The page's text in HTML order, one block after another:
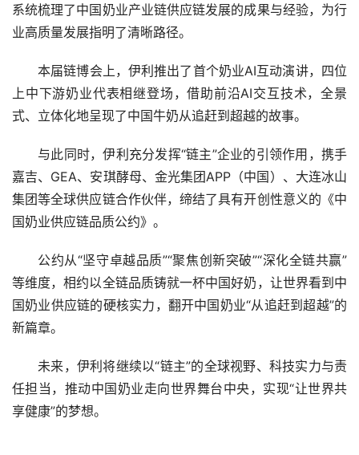
系统梳理了中国奶业产业链供应链发展的成果与经验，为行
业高质量发展指明了清晰路径。
本届链博会上，伊利推出了首个奶业AI互动演讲，四位
上中下游奶业代表相继登场，借助前沿AI交互技术，全景
式、立体化地呈现了中国牛奶从追赶到超越的故事。
与此同时，伊利充分发挥“链主”企业的引领作用，携手
嘉吉、GEA、安琪酵母、金光集团APP（中国）、大连冰山
集团等全球供应链合作伙伴，缔结了具有开创性意义的《中
国奶业供应链品质公约》。
公约从“坚守卓越品质”“聚焦创新突破”“深化全链共赢”
等维度，相约以全链品质铸就一杯中国好奶，让世界看到中
国奶业供应链的硬核实力，翻开中国奶业“从追赶到超越”的
新篇章。
未来，伊利将继续以“链主”的全球视野、科技实力与责
任担当，推动中国奶业走向世界舞台中央，实现“让世界共
享健康”的梦想。